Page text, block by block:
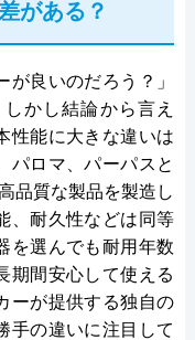
がある？
良いのだろう？」
かし結論から言え
性能に大きな違いは
パロマ、パーパスと
品質な製品を製造し
、耐久性などは同等
を選んでも耐用年数
期間安心して使える
ーが提供する独自の
手の違いに注目して